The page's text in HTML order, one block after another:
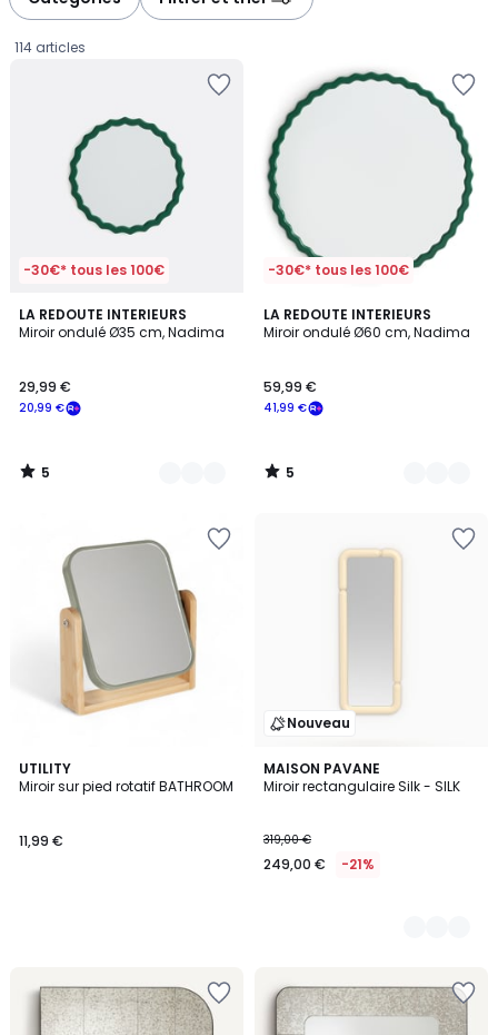
114 articles
-30€* tous les 100€
LA REDOUTE INTERIEURS
Miroir ondulé Ø35 cm, Nadima
€
souscrivez
notre
programme
20,99
20,99 €
29,99 €
5
/
2
Couleurs
5
/
-30€* tous les 100€
LA REDOUTE INTERIEURS
Miroir ondulé Ø60 cm, Nadima
41,99 €
59,99 €
5
/
2
Couleurs
5
/
UTILITY
Miroir sur pied rotatif BATHROOM
11,99 €
Nouveau
MAISON PAVANE
Miroir rectangulaire Silk - SILK
319,00 €
249,00 € -21%
2
Couleurs